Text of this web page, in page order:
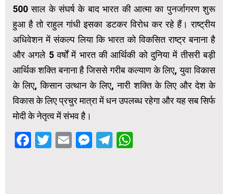
500 साल के संघर्ष के बाद भारत की आत्मा का पुनर्जागरण शुरू
हुआ है तो राहुल गांधी इसका डटकर विरोध कर रहे हैं। राष्ट्रीय
अधिवेशन में संकल्प लिया कि भारत को विकसित राष्ट्र बनाना है
और अगले 5 वर्षों में भारत की आर्थिकी को दुनिया में तीसरी बड़ी
आर्थिक शक्ति बनाना है जिससे गरीब कल्याण के लिए, युवा विकास
के लिए, किसान उत्थान के लिए, नारी शक्ति के लिए और देश के
विकास के लिए प्रचुर मात्रा में धन उपलब्ध रहेगा और यह सब सिर्फ
मोदी के नेतृत्व में संभव है।
Facebook
Twitter
EmailMessenger
Telegram